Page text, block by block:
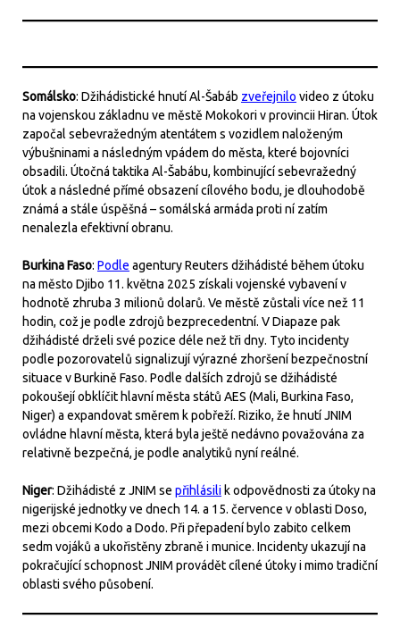
Somálsko: Džihádistické hnutí Al-Šabáb zveřejnilo video z útoku
na vojenskou základnu ve městě Mokokori v provincii Hiran. Útok
započal sebevražedným atentátem s vozidlem naloženým
výbušninami a následným vpádem do města, které bojovníci
obsadili. Útočná taktika Al-Šabábu, kombinující sebevražedný
útok a následné přímé obsazení cílového bodu, je dlouhodobě
známá a stále úspěšná – somálská armáda proti ní zatím
nenalezla efektivní obranu.
Burkina Faso: Podle agentury Reuters džihádisté během útoku
na město Djibo 11. května 2025 získali vojenské vybavení v
hodnotě zhruba 3 milionů dolarů. Ve městě zůstali více než 11
hodin, což je podle zdrojů bezprecedentní. V Diapaze pak
džihádisté drželi své pozice déle než tři dny. Tyto incidenty
podle pozorovatelů signalizují výrazné zhoršení bezpečnostní
situace v Burkině Faso. Podle dalších zdrojů se džihádisté
pokoušejí obklíčit hlavní města států AES (Mali, Burkina Faso,
Niger) a expandovat směrem k pobřeží. Riziko, že hnutí JNIM
ovládne hlavní města, která byla ještě nedávno považována za
relativně bezpečná, je podle analytiků nyní reálné.
Niger: Džihádisté z JNIM se přihlásili k odpovědnosti za útoky na
nigerijské jednotky ve dnech 14. a 15. července v oblasti Doso,
mezi obcemi Kodo a Dodo. Při přepadení bylo zabito celkem
sedm vojáků a ukořistěny zbraně i munice. Incidenty ukazují na
pokračující schopnost JNIM provádět cílené útoky i mimo tradiční
oblasti svého působení.